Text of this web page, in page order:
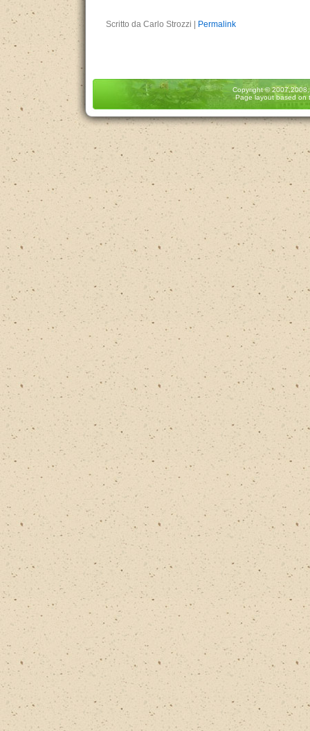
Scritto da Carlo Strozzi | Permalink
Copyright©
Page layout based on